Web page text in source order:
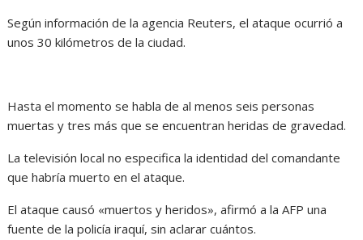
Según información de la agencia Reuters, el ataque ocurrió a
unos 30 kilómetros de la ciudad.
Hasta el momento se habla de al menos seis personas
muertas y tres más que se encuentran heridas de gravedad.
La televisión local no especifica la identidad del comandante
que habría muerto en el ataque.
El ataque causó «muertos y heridos», afirmó a la AFP una
fuente de la policía iraquí, sin aclarar cuántos.